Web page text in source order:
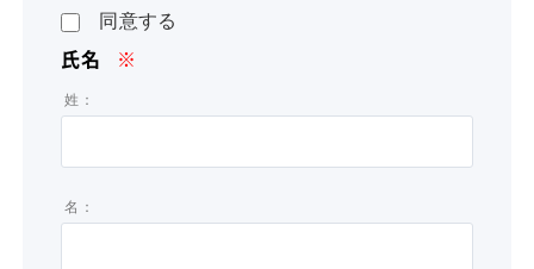
同意する
氏名 ※
姓：
名：